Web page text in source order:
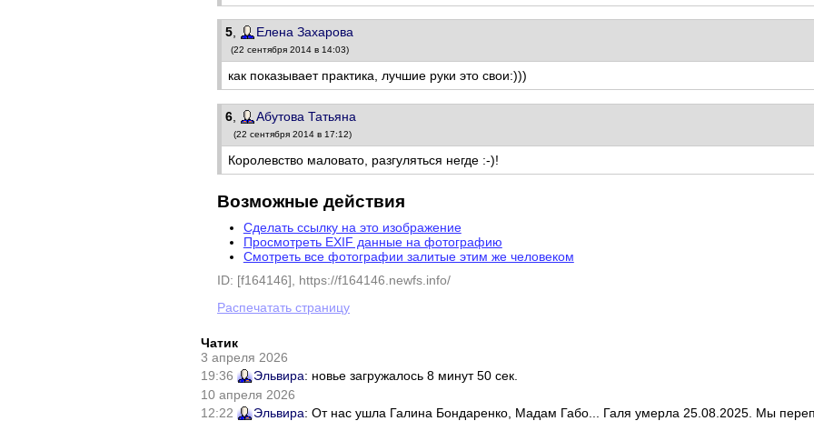
5, Елена Захарова
(22 сентября 2014 в 14:03)
как показывает практика, лучшие руки это свои:)))
6 Абутова Татьяна
(22 сентября 2014 в 17:12)
Королевство маловато, разгуляться негде :-)!
Возможные действия
Сделать ссылку на это изображение
Просмотреть EXIF данные на фотографию
Смотреть все фотографии залитые этим же человеком
ID: [f164146], https://f164146.newfs.info/
Распечатать страницу
Чатик
3 апреля 2026
19:36
Эльвира: новье загружалось 8 минут 50 сек.
10 апреля 2026
12:22
Эльвира: От нас ушла Галина Бондаренко, Мадам Габо... Галя умерла 25.08.2025. Мы